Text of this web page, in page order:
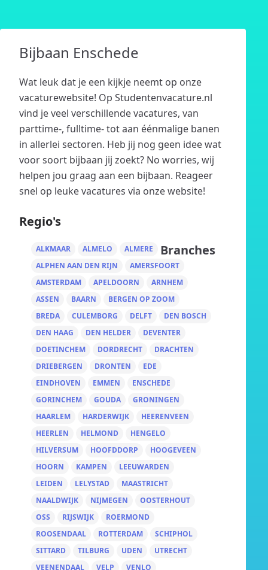
Bijbaan Enschede
Wat leuk dat je een kijkje neemt op onze
vacaturewebsite! Op Studentenvacature.nl
vind je veel verschillende vacatures, van
parttime-, fulltime- tot aan éénmalige banen
in allerlei sectoren. Heb jij nog geen idee wat
voor soort bijbaan jij zoekt? No worries, wij
helpen jou graag aan een bijbaan. Reageer
snel op leuke vacatures via onze website!
Regio's
ALKMAAR ALMELO
ALMERE
ALPHEN AAN DEN RIJN
AMERSFOORT
AMSTERDAM
APELDOORN
ARNHEM
ASSEN
BAARN
BERGEN OP ZOOM
BREDA
CULEMBORG DELFT
DEN BOSCH
DEN HAAG
DEN HELDER
DEVENTER
DOETINCHEM
DORDRECHT
DRACHTEN
DRIEBERGEN
DRONTEN
EDE
EINDHOVEN
EMMEN
ENSCHEDE
GORINCHEM
GOUDA
GRONINGEN
HAARLEM
HARDERWIJK
HEERENVEEN
HEERLEN
HELMOND
HENGELO
HILVERSUM
HOOFDDORP
HOOGEVEEN
HOORN
KAMPEN
LEEUWARDEN
LEIDEN
LELYSTAD
MAASTRICHT
NAALDWIJK
NIJMEGEN
OOSTERHOUT
OSS
RIJSWIJK
ROERMOND
ROOSENDAAL
ROTTERDAM
SCHIPHOL
SITTARD
TILBURG UDEN
UTRECHT
VEENENDAAL
VELP
VENLO
Branches